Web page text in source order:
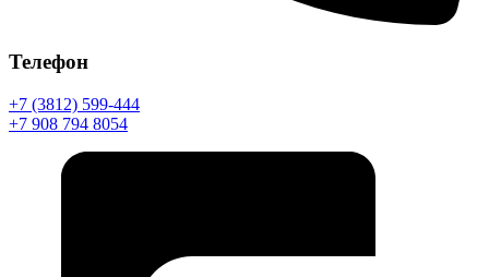
Телефон
+7 (3812) 599-444
+7 908 794 8054